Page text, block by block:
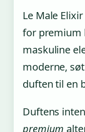
Le Male
for premium
maskuline
moderne,
duften til en
Duftens
premium